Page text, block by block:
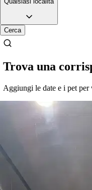
Cerca
Trova una
Aggiungi le date e i pet